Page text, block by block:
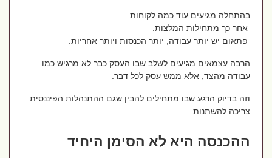
בהתחלה מגיעים עוד כמה לקוחות.
אחר כך מתחילות המלצות.
פתאום יש יותר עבודה, יותר הכנסות ויותר אחריות.
הרבה עצמאים מגיעים לשלב שבו העסק כבר לא מרגיש כמו
עבודה מהצד, אלא ממש עסק לכל דבר.
וזה בדיוק הרגע שבו מתחילים להבין שגם ההתנהלות הפיננסית
צריכה להשתנות.
ההכנסה היא לא הסימן היחיד